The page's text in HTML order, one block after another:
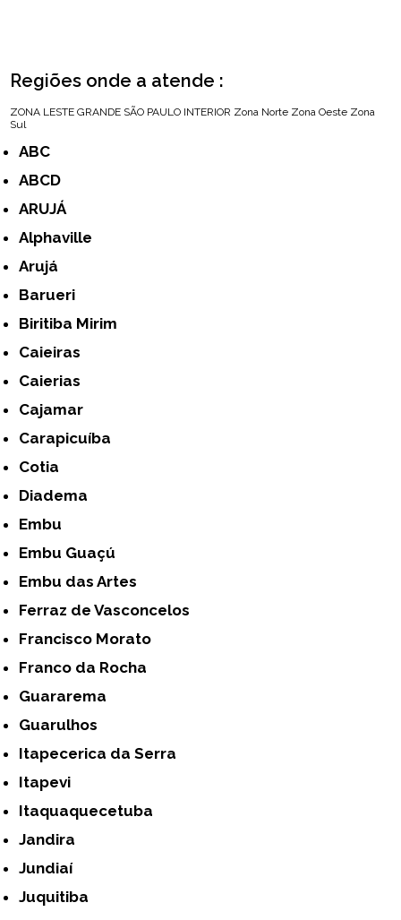
Regiões onde a atende :
ZONA LESTE GRANDE SÃO PAULO INTERIOR Zona Norte Zona Oeste Zona
Sul
ABC
ABCD
ARUJÁ
Alphaville
Arujá
Barueri
Biritiba Mirim
Caieiras
Caierias
Cajamar
Carapicuíba
Cotia
Diadema
Embu
Embu Guaçú
Embu das Artes
Ferraz de Vasconcelos
Francisco Morato
Franco da Rocha
Guararema
Guarulhos
Itapecerica da Serra
Itapevi
Itaquaquecetuba
Jandira
Jundiaí
Juquitiba